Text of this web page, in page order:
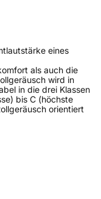
Hannovereines
als auch die
wird in
in die drei Klassen
bis C (höchste
orientiert